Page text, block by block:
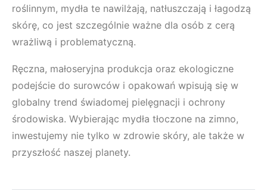
roślinnym, mydła te nawilżają, natłuszczają i łagodzą
skórę, co jest szczególnie ważne dla osób z cerą
wrażliwą i problematyczną.
Ręczna, małoseryjna produkcja oraz ekologiczne
podejście do surowców i opakowań wpisują się w
globalny trend świadomej pielęgnacji i ochrony
środowiska. Wybierając mydła tłoczone na zimno,
inwestujemy nie tylko w zdrowie skóry, ale także w
przyszłość naszej planety.